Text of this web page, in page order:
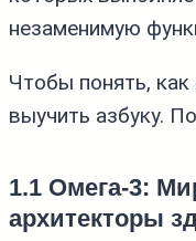
незаменимую
Чтобы понять, как
выучить азбуку.
1.1 Омега‑3:
архитекторы